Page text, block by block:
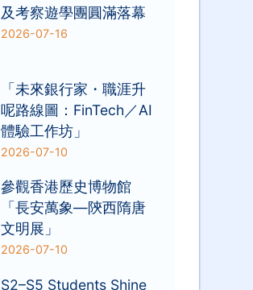
及考察遊學團圓滿落幕
2026-07-16
「未來銀行家・職涯升
呢路線圖：FinTech／AI
體驗工作坊」
2026-07-10
參觀香港歷史博物館
「長安萬象—陝西隋唐
文明展」
2026-07-10
S2–S5 Students Shine